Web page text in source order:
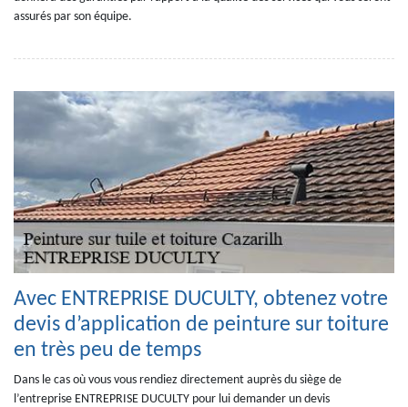
assurés par son équipe.
Avec ENTREPRISE DUCULTY, obtenez votre
devis d’application de peinture sur toiture
en très peu de temps
Dans le cas où vous vous rendiez directement auprès du siège de
l’entreprise ENTREPRISE DUCULTY pour lui demander un devis